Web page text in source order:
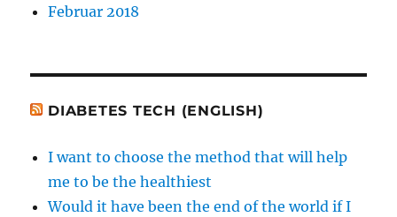
Februar 2018
DIABETES TECH (ENGLISH)
I want to choose the method that will help
me to be the healthiest
Would it have been the end of the world if I